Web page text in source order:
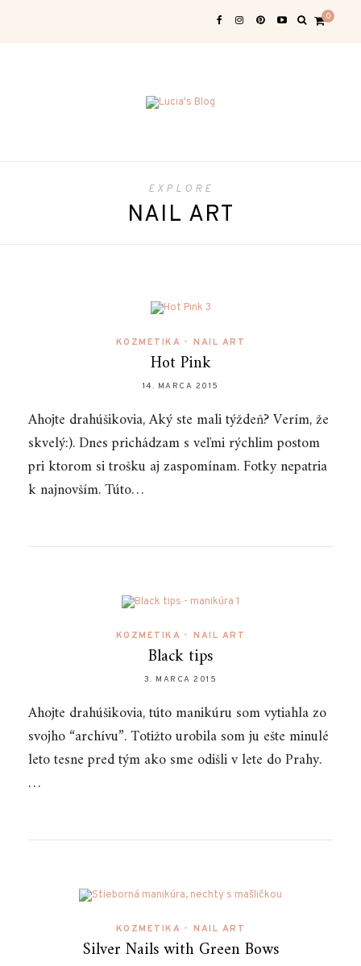
0
EXPLORE
NAIL ART
KOZMETIKA • NAIL ART
Hot Pink
14. MARCA 2015
Ahojte drahúšikovia, Aký ste mali týždeň? Verím, že
skvelý:). Dnes prichádzam s veľmi rýchlim postom
pri ktorom si trošku aj zaspomínam. Fotky nepatria
k najnovším. Túto…
KOZMETIKA • NAIL ART
Black tips
3. MARCA 2015
Ahojte drahúšikovia, túto manikúru som vytiahla zo
svojho “archívu”. Totižto urobila som ju ešte minulé
leto tesne pred tým ako sme odišli v lete do Prahy.
…
KOZMETIKA • NAIL ART
Silver Nails with Green Bows